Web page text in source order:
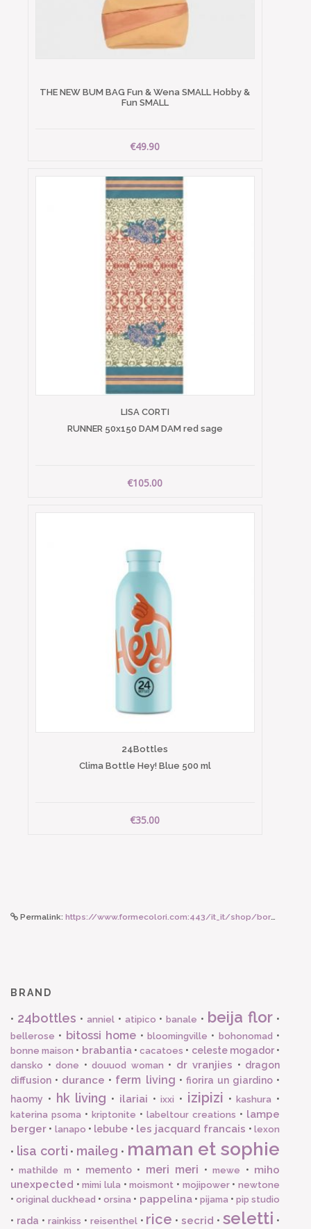
THE NEW BUM BAG Fun & Wena SMALL Hobby &
Fun SMALL
€49.90
LISA CORTI
RUNNER 50x150 DAM DAM red sage
€105.00
24Bottles
Clima Bottle Hey! Blue 500 ml
€35.00
Permalink: https://www.formecolori.com:443/it_it/shop/borse_e_zaini/borse/susan_bijl_the_new_bum_bag_leftover_black_small/5986
BRAND
• 24bottles • anniel• atipico •banale • beija flor •
bellerose • bitossi home • bloomingville • bohonomad •
bonne maison • brabantia•cacatoes • celeste mogador•
dansko • done • douuod woman • dr vranjies • dragon
diffusion • durance • ferm living • fiorira un giardino•
haomy • hk living • ilariai •ixxi • izipizi •kashura •
katerina psoma • kriptonite • labeltour creations • lampe
berger • lanapo • lebube • les jacquard francais •lexon
• lisa corti • maileg • maman et sophie
•mathilde m • memento• meri meri •mewe • miho
unexpected •mimi lula •moismont • mojipower•newtone
•original duckhead •orsina • pappelina• pijama • pip studio
• rada • rainkiss • reisenthel• rice •secrid •seletti •